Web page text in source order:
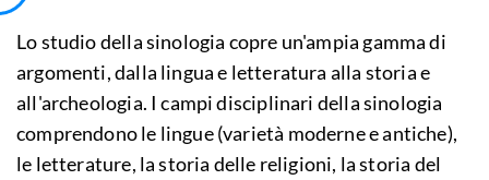
Lo studio della sinologia copre un'ampia gamma di
argomenti, dalla lingua e letteratura alla storia e
all'archeologia. I campi disciplinari della sinologia
comprendono le lingue (varietà moderne e antiche),
le letterature, la storia delle religioni, la storia del